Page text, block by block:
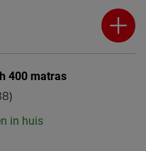
400 matras
in huis